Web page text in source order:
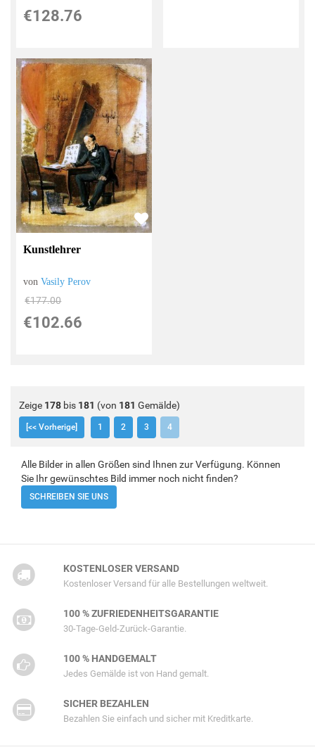
€128.76
Kunstlehrer
vonVasily Perov
€177.00
€102.66
Zeige 178 bis 181 (von 181 Gemälde)
[<< Vorherige] 1 2 3 4
Alle Bilder in allen Größen sind Ihnen zur Verfügung. Können
Sie Ihr gewünschtes Bild immer noch nicht finden?
SCHREIBEN SIE UNS
KOSTENLOSER VERSAND
Kostenloser Versand für alle Bestellungen weltweit.
100 % ZUFRIEDENHEITSGARANTIE
30-Tage-Geld-Zurück-Garantie.
100 % HANDGEMALT
Jedes Gemälde ist von Hand gemalt.
SICHER BEZAHLEN
Bezahlen Sie einfach und sicher mit Kreditkarte.